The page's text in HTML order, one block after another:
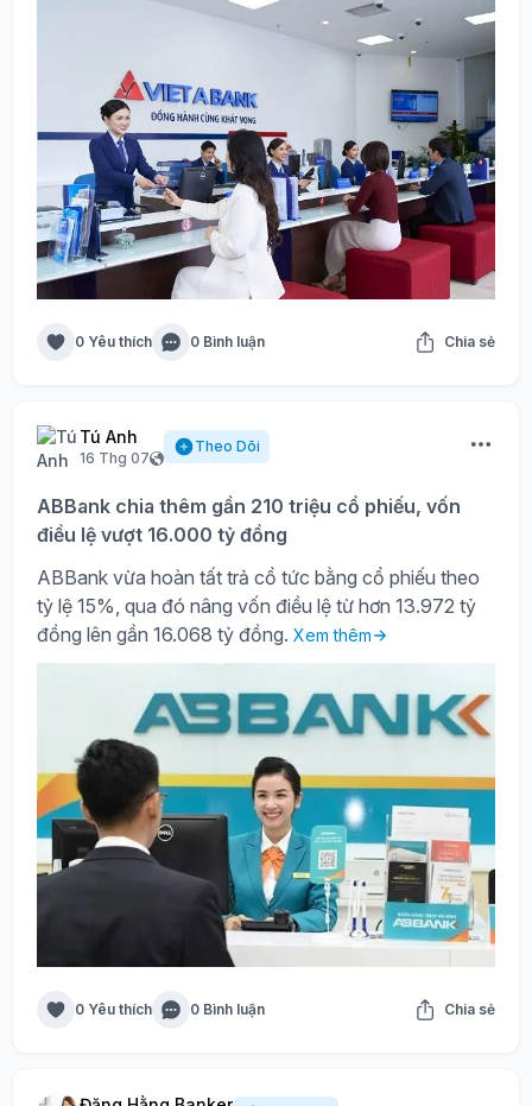
0 Yêu thích 0 Bình luận Chia sẻ
Tú Anh
16 Thg 07
Theo Dõi
ABBank chia thêm gần 210 triệu cổ phiếu, vốn
điều lệ vượt 16.000 tỷ đồng
ABBank vừa hoàn tất trả cổ tức bằng cổ phiếu theo
tỷ lệ 15%, qua đó nâng vốn điều lệ từ hơn 13.972 tỷ
đồng lên gần 16.068 tỷ đồng. Xem thêm
0 Yêu thích 0 Bình luận Chia sẻ